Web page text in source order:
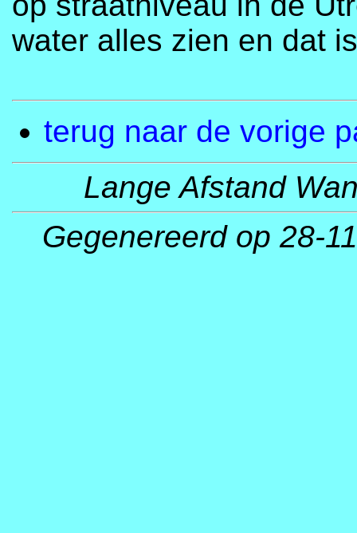
water alles zien en dat
terug naar de vorige
Lange Afstand
Gegenereerd op 28-